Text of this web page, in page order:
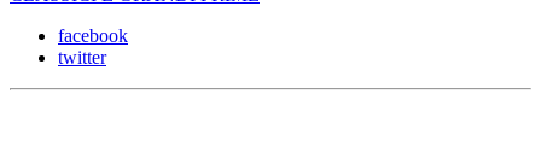
facebook
twitter